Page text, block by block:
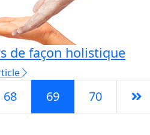
de façon holistique
68 69 70